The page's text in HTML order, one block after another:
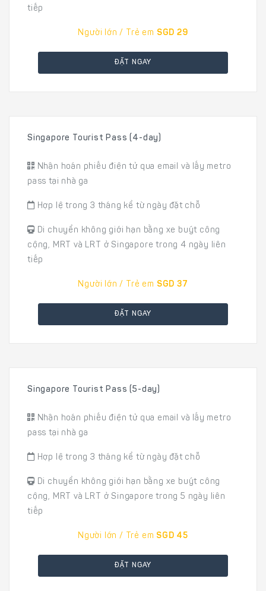
tiếp
Người lớn / Trẻ em SGD 29
ĐẶT NGAY
Singapore Tourist Pass (4-day)
Nhận hoán phiếu điện tử qua email và lấy metro
pass tại nhà ga
Hợp lệ trong 3 tháng kể từ ngày đặt chỗ
Di chuyển không giới hạn bằng xe buýt công
cộng, MRT và LRT ở Singapore trong 4 ngày liên
tiếp
Người lớn / Trẻ em SGD 37
ĐẶT NGAY
Singapore Tourist Pass (5-day)
Nhận hoán phiếu điện tử qua email và lấy metro
pass tại nhà ga
Hợp lệ trong 3 tháng kể từ ngày đặt chỗ
Di chuyển không giới hạn bằng xe buýt công
cộng, MRT và LRT ở Singapore trong 5 ngày liên
tiếp
Người lớn / Trẻ em SGD 45
ĐẶT NGAY